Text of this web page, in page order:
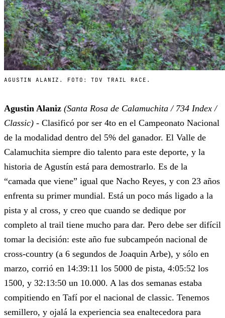
AGUSTIN ALANIZ. FOTO: TDV TRAIL RACE.
Agustin Alaniz (Santa Rosa de Calamuchita / 734 Index /
Classic) - Clasificó por ser 4to en el Campeonato Nacional
de la modalidad dentro del 5% del ganador. El Valle de
Calamuchita siempre dio talento para este deporte, y la
historia de Agustín está para demostrarlo. Es de la
“camada que viene” igual que Nacho Reyes, y con 23 años
enfrenta su primer mundial. Está un poco más ligado a la
pista y al cross, y creo que cuando se dedique por
completo al trail tiene mucho para dar. Pero debe ser difícil
tomar la decisión: este año fue subcampeón nacional de
cross-country (a 6 segundos de Joaquin Arbe), y sólo en
marzo, corrió en 14:39:11 los 5000 de pista, 4:05:52 los
1500, y 32:13:50 un 10.000. A las dos semanas estaba
compitiendo en Tafí por el nacional de classic. Tenemos
semillero, y ojalá la experiencia sea enaltecedora para